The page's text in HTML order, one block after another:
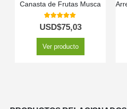
Canasta de Frutas Musca
5.00 out of 5
USD$75,03
Ver producto